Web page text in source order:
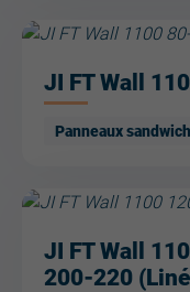
JI FT Wall
Panneaux
JI FT Wall
200-220